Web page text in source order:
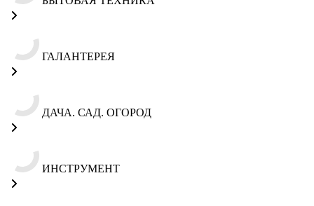
ГАЛАНТЕРЕЯ
ДАЧА. САД. ОГОРОД
ИНСТРУМЕНТ